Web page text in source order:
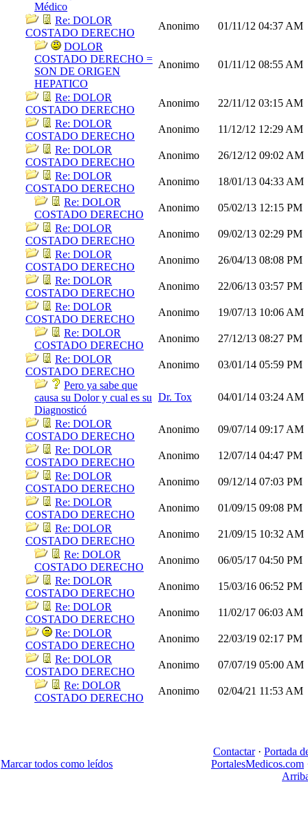
Médico
Re: DOLOR
COSTADO DERECHO
Anonimo 01/11/12 04:37 AM
DOLOR
COSTADO DERECHO =
SON DE ORIGEN
HEPATICO
Anonimo 01/11/12 08:55 AM
Re: DOLOR
COSTADO DERECHO
Anonimo 22/11/12 03:15 AM
Re: DOLOR
COSTADO DERECHO
Anonimo 11/12/12 12:29 AM
Re: DOLOR
COSTADO DERECHO
Anonimo 26/12/12 09:02 AM
Re: DOLOR
COSTADO DERECHO
Anonimo 18/01/13 04:33 AM
Re: DOLOR
COSTADO DERECHO
Anonimo 05/02/13 12:15 PM
Re: DOLOR
COSTADO DERECHO
Anonimo 09/02/13 02:29 PM
Re: DOLOR
COSTADO DERECHO
Anonimo 26/04/13 08:08 PM
Re: DOLOR
COSTADO DERECHO
Anonimo 22/06/13 03:57 PM
Re: DOLOR
COSTADO DERECHO
Anonimo 19/07/13 10:06 AM
Re: DOLOR
COSTADO DERECHO
Anonimo 27/12/13 08:27 PM
Re: DOLOR
COSTADO DERECHO
Anonimo 03/01/14 05:59 PM
Pero ya sabe que
causa su Dolor y cual es su
Diagnosticó
Dr. Tox 04/01/14 03:24 AM
Re: DOLOR
COSTADO DERECHO
Anonimo 09/07/14 09:17 AM
Re: DOLOR
COSTADO DERECHO
Anonimo 12/07/14 04:47 PM
Re: DOLOR
COSTADO DERECHO
Anonimo 09/12/14 07:03 PM
Re: DOLOR
COSTADO DERECHO
Anonimo 01/09/15 09:08 PM
Re: DOLOR
COSTADO DERECHO
Anonimo 21/09/15 10:32 AM
Re: DOLOR
COSTADO DERECHO
Anonimo 06/05/17 04:50 PM
Re: DOLOR
COSTADO DERECHO
Anonimo 15/03/16 06:52 PM
Re: DOLOR
COSTADO DERECHO
Anonimo 11/02/17 06:03 AM
Re: DOLOR
COSTADO DERECHO
Anonimo 22/03/19 02:17 PM
Re: DOLOR
COSTADO DERECHO
Anonimo 07/07/19 05:00 AM
Re: DOLOR
COSTADO DERECHO
Anonimo 02/04/21 11:53 AM
Marcar todos como leídos
Contactar· Portada
PortalesMedicos.com